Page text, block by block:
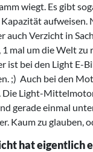
wiegt. Es gibt
aufweisen.
auch Verzicht in
mal um die Welt zu
ist bei den Light E-
;) Auch bei den
Die Light-
gerade einmal
Kaum zu glauben,
hat eigentlich